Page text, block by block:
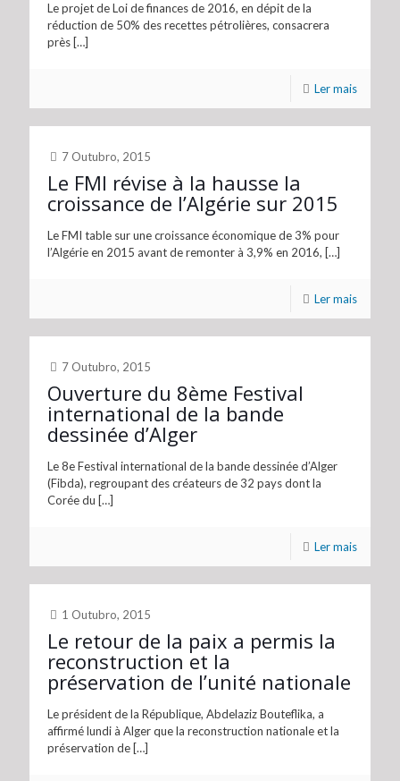
Le projet de Loi de finances de 2016, en dépit de la
réduction de 50% des recettes pétrolières, consacrera
près […]
Ler mais
7 Outubro, 2015
Le FMI révise à la hausse la
croissance de l’Algérie sur 2015
Le FMI table sur une croissance économique de 3% pour
l’Algérie en 2015 avant de remonter à 3,9% en 2016, […]
Ler mais
7 Outubro, 2015
Ouverture du 8ème Festival
international de la bande
dessinée d’Alger
Le 8e Festival international de la bande dessinée d’Alger
(Fibda), regroupant des créateurs de 32 pays dont la
Corée du […]
Ler mais
1 Outubro, 2015
Le retour de la paix a permis la
reconstruction et la
préservation de l’unité nationale
Le président de la République, Abdelaziz Bouteflika, a
affirmé lundi à Alger que la reconstruction nationale et la
préservation de […]